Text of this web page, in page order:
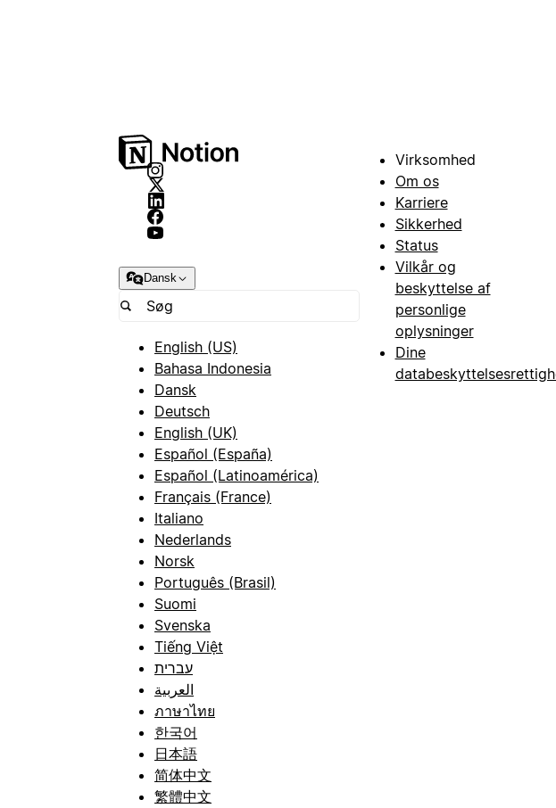
Dansk
English (US)
Bahasa Indonesia
Dansk
Deutsch
English (UK)
Español (España)
Español (Latinoamérica)
Français (France)
Italiano
Nederlands
Norsk
Português (Brasil)
Suomi
Svenska
Tiếng Việt
עברית
العربية
ภาษาไทย
한국어
日本語
简体中文
繁體中文
Virksomhed
Om os
Karriere
Sikkerhed
Status
Vilkår og
beskyttelse af
personlige
oplysninger
Dine